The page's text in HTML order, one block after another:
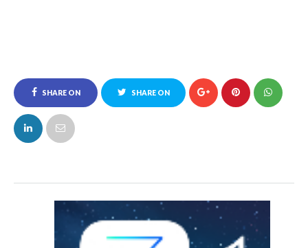
SHARE ON
FACEBOOK
SHARE ON